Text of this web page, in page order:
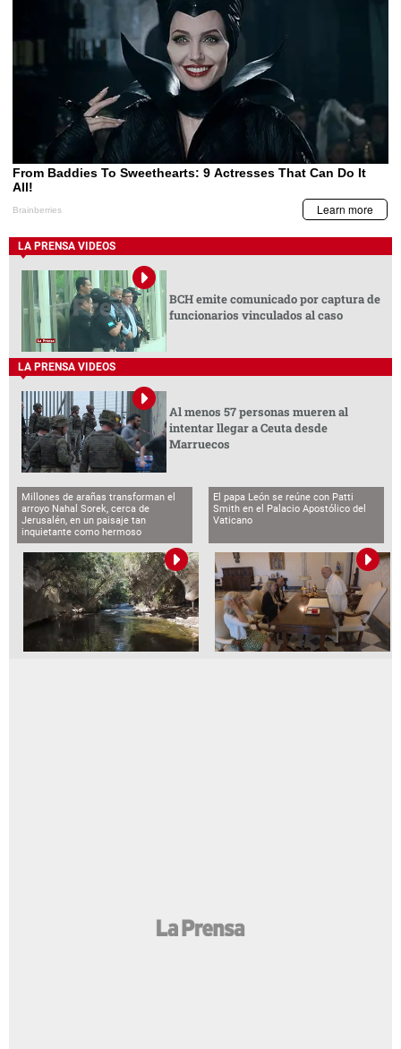
LA PRENSA VIDEOS
BCH emite comunicado por captura de
funcionarios vinculados al caso
LA PRENSA VIDEOS
Al menos 57 personas mueren al
intentar llegar a Ceuta desde
Marruecos
Millones de arañas transforman el
arroyo Nahal Sorek, cerca de
Jerusalén, en un paisaje tan
inquietante como hermoso
El papa León se reúne con Patti
Smith en el Palacio Apostólico del
Vaticano